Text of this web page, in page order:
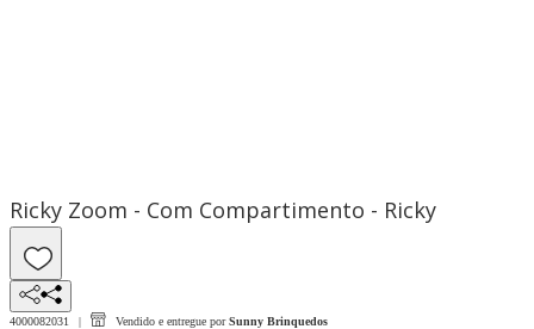
Ricky Zoom - Com Compartimento - Ricky
4000082031 Vendido e entregue por Sunny Brinquedos